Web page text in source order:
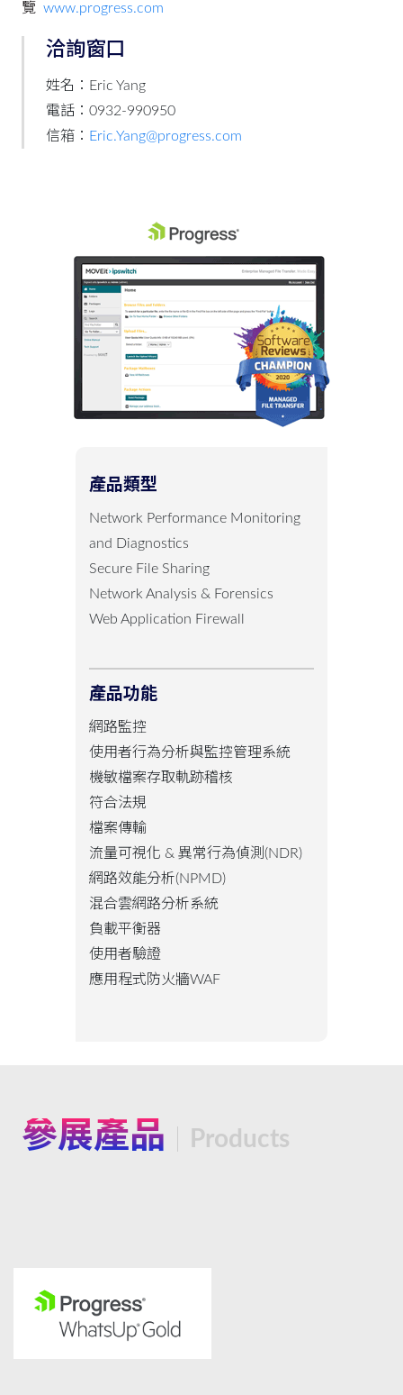
覽 www.progress.com
洽詢窗口
姓名：Eric Yang
電話：0932-990950
信箱： Eric.Yang@progress.com
產品類型
Network Performance Monitoring
and Diagnostics
Secure File Sharing
Network Analysis & Forensics
Web Application Firewall
產品功能
網路監控
使用者行為分析與監控管理系統
機敏檔案存取軌跡稽核
符合法規
檔案傳輸
流量可視化 & 異常行為偵測(NDR)
網路效能分析(NPMD)
混合雲網路分析系統
負載平衡器
使用者驗證
應用程式防火牆WAF
參展產品 Products